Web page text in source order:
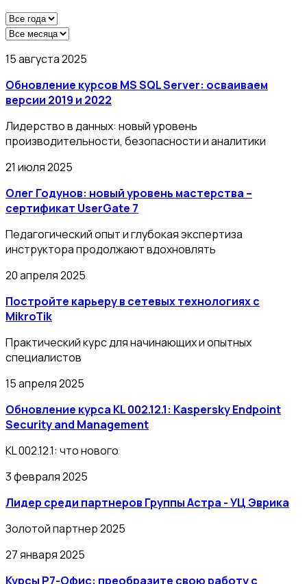
15 августа 2025
Обновление курсов MS SQL Server: осваиваем
версии 2019 и 2022
Лидерство в данных: новый уровень
производительности, безопасности и аналитики
21 июля 2025
Олег Годунов: новый уровень мастерства –
сертификат UserGate 7
Педагогический опыт и глубокая экспертиза
инструктора продолжают вдохновлять
20 апреля 2025
Постройте карьеру в сетевых технологиях с
MikroTik
Практический курс для начинающих и опытных
специалистов
15 апреля 2025
Обновление курса KL 002.12.1: Kaspersky Endpoint
Security and Management
KL 002.12.1: что нового
3 февраля 2025
Лидер среди партнеров Группы Астра - УЦ Эврика
Золотой партнер 2025
27 января 2025
Курсы Р7-Офис: преобразите свою работу с